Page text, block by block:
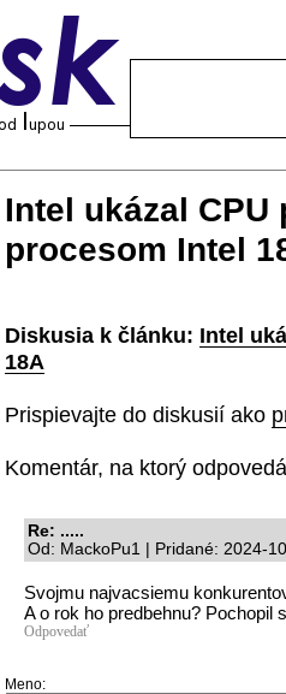
Intel ukázal CPU
procesom Intel
Diskusia k článku: Intel
18A
Prispievajte do diskusií ako
Komentár, na ktorý
Re: .....
Od: MackoPu1 | Pridané: 2024-
Svojmu najvacsiemu
A o rok ho predbehnu? Pochopil
Odpovedať
Meno: